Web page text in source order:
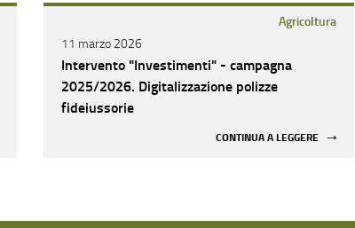
Agricoltura
11 marzo 2026
Intervento "Investimenti" - campagna
2025/2026. Digitalizzazione polizze
fideiussorie
CONTINUA A LEGGERE